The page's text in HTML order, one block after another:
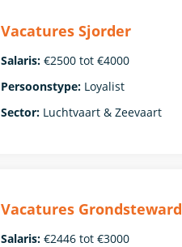
Vacatures Sjorder
Salaris: €2500 tot €4000
Persoonstype: Loyalist
Sector: Luchtvaart & Zeevaart
Vacatures Grondsteward
Salaris: €2446 tot €3000